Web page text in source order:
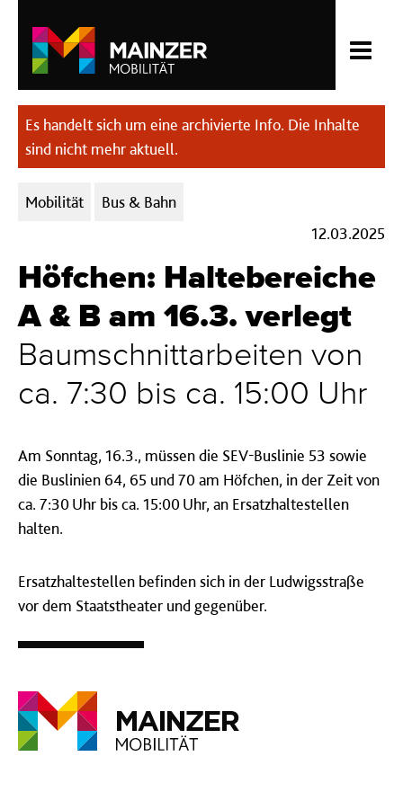
Es handelt sich um eine archivierte Info. Die Inhalte
sind nicht mehr aktuell.
Kategorien:
Mobilität
Bus & Bahn
12.03.2025
Höfchen: Haltebereiche
A & B am 16.3. verlegt
Baumschnittarbeiten von
ca. 7:30 bis ca. 15:00 Uhr
Am Sonntag, 16.3., müssen die SEV-Buslinie 53 sowie
die Buslinien 64, 65 und 70 am Höfchen, in der Zeit von
ca. 7:30 Uhr bis ca. 15:00 Uhr, an Ersatzhaltestellen
halten.
Ersatzhaltestellen befinden sich in der Ludwigsstraße
vor dem Staatstheater und gegenüber.